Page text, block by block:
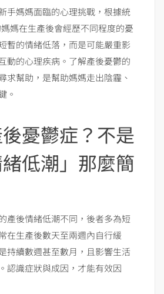
手媽媽面臨的心理挑戰，根據統
媽在生產後會經歷不同程度的憂
暫的情緒低落，而是可能嚴重影
動的心理疾病。了解產後憂鬱的
求幫助，是幫助媽媽走出陰霾、
。
憂鬱症？不是
緒低潮」那麼簡
產後情緒低潮不同，後者多為短
在生產後數天至兩週內自行緩
持續數週甚至數月，且影響生活
認識症狀與成因，才能有效因